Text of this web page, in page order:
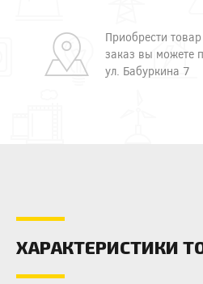
Приобрести
заказ вы можете
ул. Бабуркина 7
ХАРАКТЕРИСТИКИ